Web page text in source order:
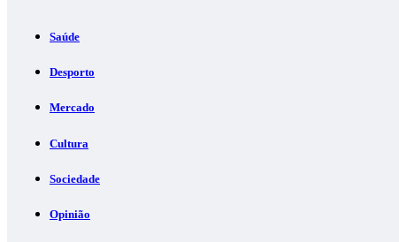
Saúde
Desporto
Mercado
Cultura
Sociedade
Opinião